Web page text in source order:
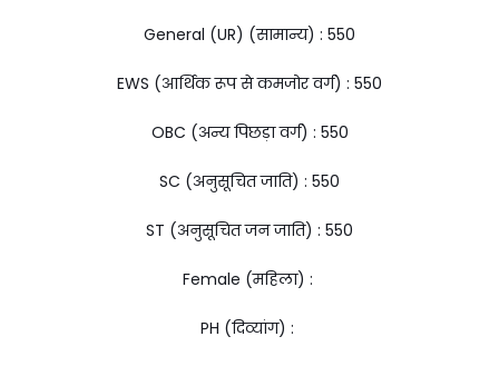
General (UR) (सामान्य) : ₹550
EWS (आर्थिक रूप से कमजोर वर्ग) : ₹550
OBC (अन्य पिछड़ा वर्ग) : ₹550
SC (अनुसूचित जाति) : ₹550
ST (अनुसूचित जन जाति) : ₹550
Female (महिला) :
PH (दिव्यांग) :